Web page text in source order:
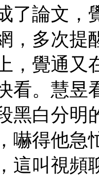
論文，
，多次提
，覺通又
看。慧昱
黑白分明
嚇得他急
這叫視頻